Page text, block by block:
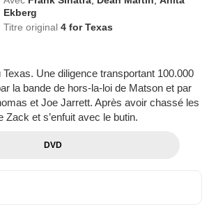
Ekberg
Titre original4 for Texas
Une diligence transportant 100.000
la bande de hors-la-loi de Matson et par
et Joe Jarrett. Après avoir chassé les
Zack et s’enfuit avec le butin.
DVD